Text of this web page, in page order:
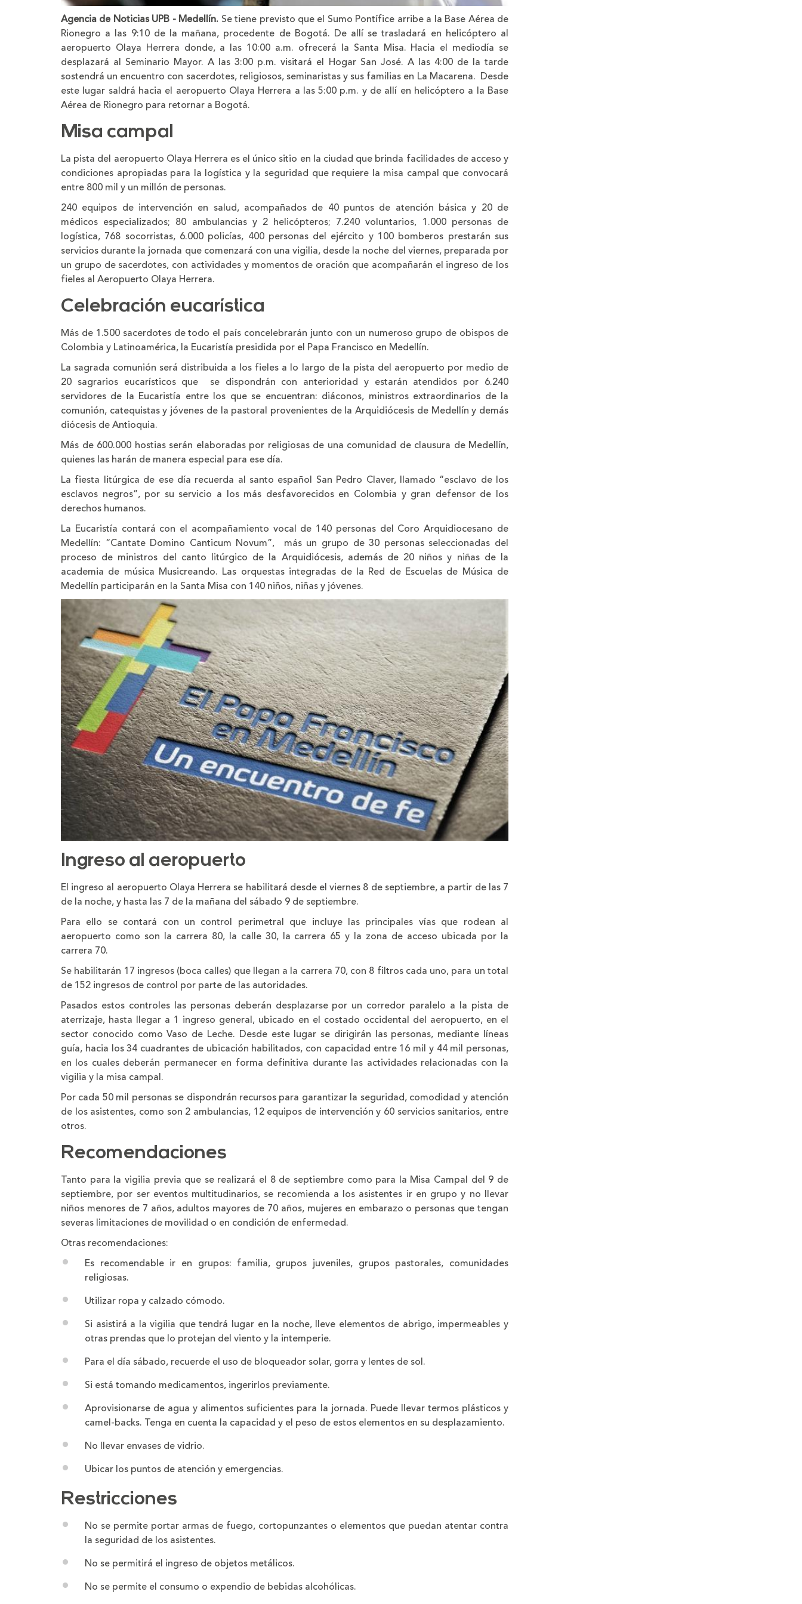
Agencia de Noticias UPB - Medellín. Se tiene previsto que el Sumo Pontífice arribe a la Base Aérea de
Rionegro a las 9:10 de la mañana, procedente de Bogotá. De allí se trasladará en helicóptero al
aeropuerto Olaya Herrera donde, a las 10:00 a.m. ofrecerá la Santa Misa. Hacia el mediodía se
desplazará al Seminario Mayor. A las 3:00 p.m. visitará el Hogar San José. A las 4:00 de la tarde
sostendrá un encuentro con sacerdotes, religiosos, seminaristas y sus familias en La Macarena. Desde
este lugar saldrá hacia el aeropuerto Olaya Herrera a las 5:00 p.m. y de allí en helicóptero a la Base
Aérea de Rionegro para retornar a Bogotá.
Misa campal
La pista del aeropuerto Olaya Herrera es el único sitio en la ciudad que brinda facilidades de acceso y
condiciones apropiadas para la logística y la seguridad que requiere la misa campal que convocará
entre 800 mil y un millón de personas.
240 equipos de intervención en salud, acompañados de 40 puntos de atención básica y 20 de
médicos especializados; 80 ambulancias y 2 helicópteros; 7.240 voluntarios, 1.000 personas de
logística, 768 socorristas, 6.000 policías, 400 personas del ejército y 100 bomberos prestarán sus
servicios durante la jornada que comenzará con una vigilia, desde la noche del viernes, preparada por
un grupo de sacerdotes, con actividades y momentos de oración que acompañarán el ingreso de los
fieles al Aeropuerto Olaya Herrera.
Celebración eucarística
Más de 1.500 sacerdotes de todo el país concelebrarán junto con un numeroso grupo de obispos de
Colombia y Latinoamérica, la Eucaristía presidida por el Papa Francisco en Medellín.
La sagrada comunión será distribuida a los fieles a lo largo de la pista del aeropuerto por medio de
20 sagrarios eucarísticos que se dispondrán con anterioridad y estarán atendidos por 6.240
servidores de la Eucaristía entre los que se encuentran: diáconos, ministros extraordinarios de la
comunión, catequistas y jóvenes de la pastoral provenientes de la Arquidiócesis de Medellín y demás
diócesis de Antioquia.
Más de 600.000 hostias serán elaboradas por religiosas de una comunidad de clausura de Medellín,
quienes las harán de manera especial para ese día.
La fiesta litúrgica de ese día recuerda al santo español San Pedro Claver, llamado “esclavo de los
esclavos negros”, por su servicio a los más desfavorecidos en Colombia y gran defensor de los
derechos humanos.
La Eucaristía contará con el acompañamiento vocal de 140 personas del Coro Arquidiocesano de
Medellín: “Cantate Domino Canticum Novum”, más un grupo de 30 personas seleccionadas del
proceso de ministros del canto litúrgico de la Arquidiócesis, además de 20 niños y niñas de la
academia de música Musicreando. Las orquestas integradas de la Red de Escuelas de Música de
Medellín participarán en la Santa Misa con 140 niños, niñas y jóvenes.
Ingreso al aeropuerto
El ingreso al aeropuerto Olaya Herrera se habilitará desde el viernes 8 de septiembre, a partir de las 7
de la noche, y hasta las 7 de la mañana del sábado 9 de septiembre.
Para ello se contará con un control perimetral que incluye las principales vías que rodean al
aeropuerto como son la carrera 80, la calle 30, la carrera 65 y la zona de acceso ubicada por la
carrera 70.
Se habilitarán 17 ingresos (boca calles) que llegan a la carrera 70, con 8 filtros cada uno, para un total
de 152 ingresos de control por parte de las autoridades.
Pasados estos controles las personas deberán desplazarse por un corredor paralelo a la pista de
aterrizaje, hasta llegar a 1 ingreso general, ubicado en el costado occidental del aeropuerto, en el
sector conocido como Vaso de Leche. Desde este lugar se dirigirán las personas, mediante líneas
guía, hacia los 34 cuadrantes de ubicación habilitados, con capacidad entre 16 mil y 44 mil personas,
en los cuales deberán permanecer en forma definitiva durante las actividades relacionadas con la
vigilia y la misa campal.
Por cada 50 mil personas se dispondrán recursos para garantizar la seguridad, comodidad y atención
de los asistentes, como son 2 ambulancias, 12 equipos de intervención y 60 servicios sanitarios, entre
otros.
Recomendaciones
Tanto para la vigilia previa que se realizará el 8 de septiembre como para la Misa Campal del 9 de
septiembre, por ser eventos multitudinarios, se recomienda a los asistentes ir en grupo y no llevar
niños menores de 7 años, adultos mayores de 70 años, mujeres en embarazo o personas que tengan
severas limitaciones de movilidad o en condición de enfermedad.
Otras recomendaciones:
Es recomendable ir en grupos: familia, grupos juveniles, grupos pastorales, comunidades
religiosas.
Utilizar ropa y calzado cómodo.
Si asistirá a la vigilia que tendrá lugar en la noche, lleve elementos de abrigo, impermeables y
otras prendas que lo protejan del viento y la intemperie.
Para el día sábado, recuerde el uso de bloqueador solar, gorra y lentes de sol.
Si está tomando medicamentos, ingerirlos previamente.
Aprovisionarse de agua y alimentos suficientes para la jornada. Puede llevar termos plásticos y
camel-backs. Tenga en cuenta la capacidad y el peso de estos elementos en su desplazamiento.
No llevar envases de vidrio.
Ubicar los puntos de atención y emergencias.
Restricciones
No se permite portar armas de fuego, cortopunzantes o elementos que puedan atentar contra
la seguridad de los asistentes.
No se permitirá el ingreso de objetos metálicos.
No se permite el consumo o expendio de bebidas alcohólicas.